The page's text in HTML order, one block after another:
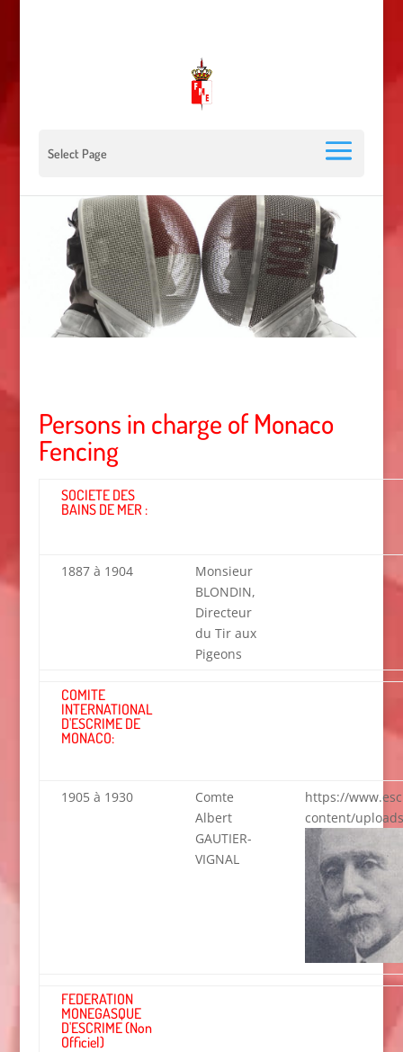
Select Page
Persons in charge of Monaco
Fencing
SOCIETE DES
BAINS DE MER :
1887 à 1904
Monsieur
BLONDIN,
Directeur
du Tir aux
Pigeons
COMITE
INTERNATIONAL
D'ESCRIME DE
MONACO:
1905 à 1930
Comte
Albert
GAUTIER-
VIGNAL
https://
content/
FEDERATION
MONEGASQUE
D'ESCRIME (Non
Officiel)